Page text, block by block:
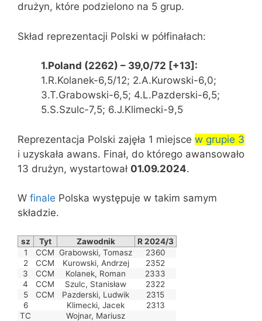
drużyn, które podzielono na 5 grup.
Skład reprezentacji Polski w półfinałach:
1.Poland (2262) – 39,0/72 [+13]:
1.R.Kolanek-6,5/12; 2.A.Kurowski-6,0;
3.T.Grabowski-6,5; 4.L.Pazderski-6,5;
5.S.Szulc-7,5; 6.J.Klimecki-9,5
Reprezentacja Polski zajęła 1 miejsce w grupie 3
i uzyskała awans. Finał, do którego awansowało
13 drużyn, wystartował 01.09.2024.
W finale Polska występuje w takim samym
składzie.
sz Tyt Zawodnik
R 2024/3
1
CCM Grabowski, Tomasz
2360
2
CCM Kurowski, Andrzej
2352
3
CCM Kolanek, Roman
2333
4
CCM Szulc, Stanisław
2322
5
CCM Pazderski, Ludwik
2315
6
Klimecki, Jacek
2313
TC
Wojnar, Mariusz